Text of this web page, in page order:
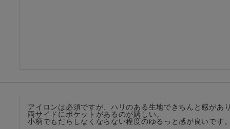
アイロンは必須ですが、ハリのある生地できちんと感があ
両サイドにポケットがあるのが嬉しい。
小柄でもだらしなくならない程度のゆるっと感が良いです